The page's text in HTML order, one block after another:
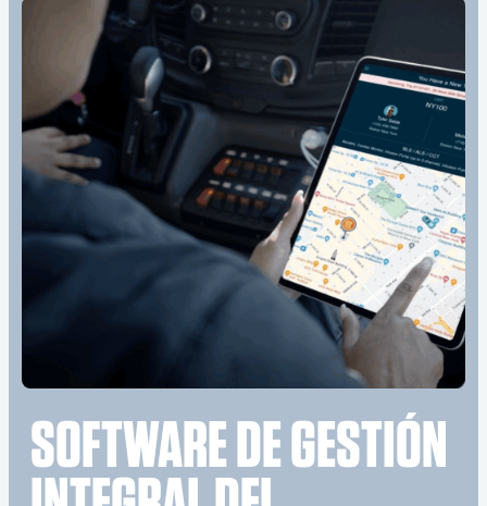
SOFTWARE DE GESTIÓN